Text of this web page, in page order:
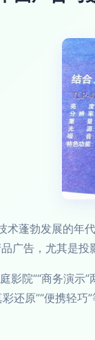
术蓬勃发展的
广告，尤其是投
影院”“商务演
还原”“便携轻